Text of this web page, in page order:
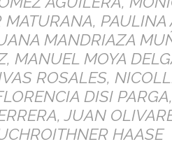
MATURANA, PAULINA
MANDRIAZA
MANUEL MOYA
ROSALES,
DISI
JUAN
HAASE